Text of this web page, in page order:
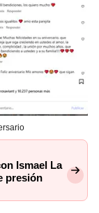
Ismael La
presión